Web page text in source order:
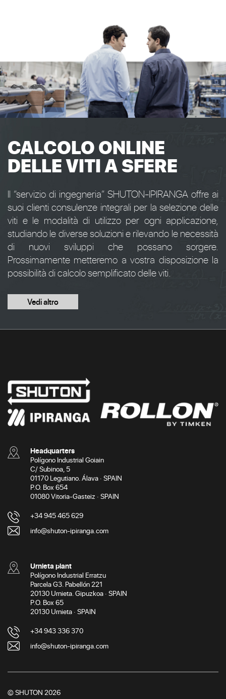
CALCOLO ONLINE
DELLE VITI A SFERE
Il “servizio di ingegneria” SHUTON-IPIRANGA offre ai
suoi clienti consulenze integrali per la selezione delle
viti e le modalità di utilizzo per ogni applicazione,
studiando le diverse soluzioni e rilevando le necessità
di nuovi sviluppi che possano sorgere.
Prossimamente metteremo a vostra disposizione la
possibilità di calcolo semplificato delle viti.
Vedi altro
Headquarters
Polígono Industrial Goiain
C/ Subinoa, 5
01170 Legutiano. Álava · SPAIN
P.O. Box 654
01080 Vitoria-Gasteiz · SPAIN
+34 945 465 629
info@shuton-ipiranga.com
Urnieta plant
Polígono Industrial Erratzu
Parcela G3. Pabellón 221
20130 Urnieta. Gipuzkoa · SPAIN
P.O. Box 65
20130 Urnieta · SPAIN
+34 943 336 370
info@shuton-ipiranga.com
© SHUTON 2026